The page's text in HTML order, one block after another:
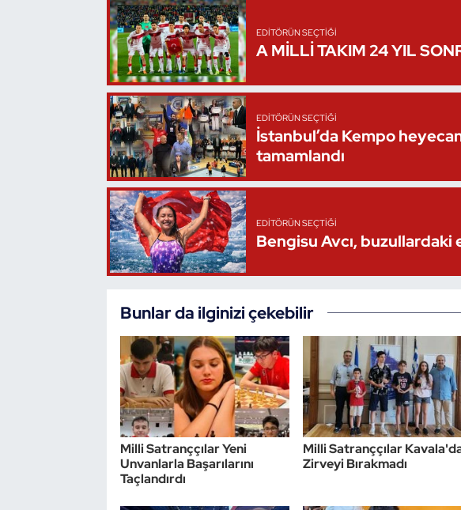
EDITÖRÜN SEÇTIĞI
A MİLLİ TAKIM 24 YIL
EDITÖRÜN SEÇTIĞI
İstanbul’da Kempo
tamamlandı
EDITÖRÜN SEÇTIĞI
Bengisu Avcı, buzullardaki
Bunlar da ilginizi çekebilir
Milli Satranççılar Yeni
Unvanlarla Başarılarını
Taçlandırdı
Milli Satranççılar
Zirveyi Bırakmadı